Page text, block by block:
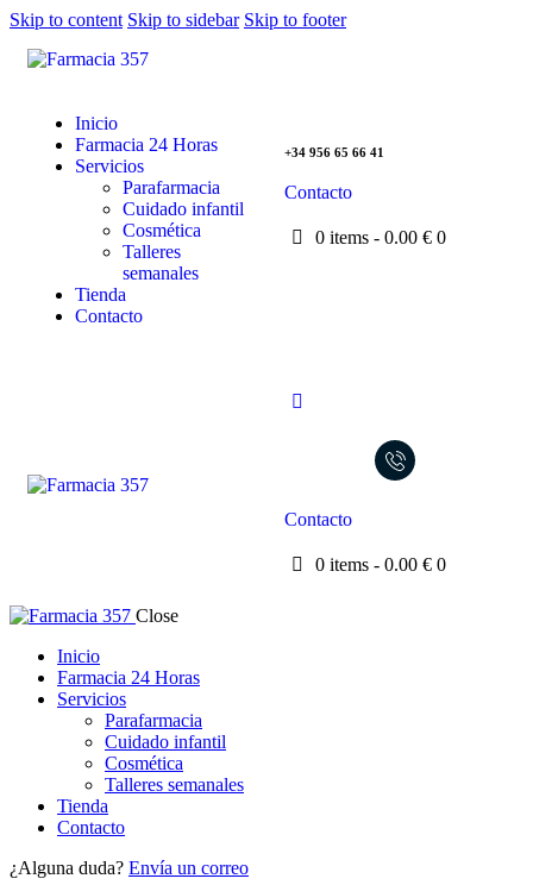
Skip to content Skip to sidebar Skip to footer
Inicio
Farmacia 24 Horas
Servicios
Parafarmacia
Cuidado infantil
Cosmética
Talleres
semanales
Tienda
Contacto
+34 956 65 66 41
Contacto
0 items -0.00 € 0
Contacto
0 items -0.00 € 0
Close
Inicio
Farmacia 24 Horas
Servicios
Parafarmacia
Cuidado infantil
Cosmética
Talleres semanales
Tienda
Contacto
¿Alguna duda? Envía un correo